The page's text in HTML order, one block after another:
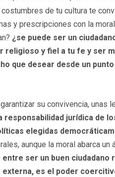
de tu cultura te
y prescripciones con la
¿se puede ser un
religioso y fiel a tu fe y ser
que desear desde un
su convivencia, unas
responsabilidad jurídica de
elegidas
aunque la moral abarca un
ser un buen ciudadano
externa, es el poder